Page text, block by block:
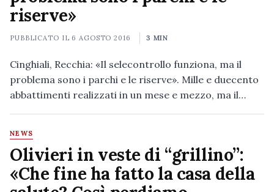
riserve»
PUBBLICATO IL 6 AGOSTO 2016 3 MIN
Cinghiali, Recchia: «Il selecontrollo funziona, ma il
problema sono i parchi e le riserve». Mille e duecento
abbattimenti realizzati in un mese e mezzo, ma il…
NEWS
Olivieri in veste di “grillino”:
«Che fine ha fatto la casa della